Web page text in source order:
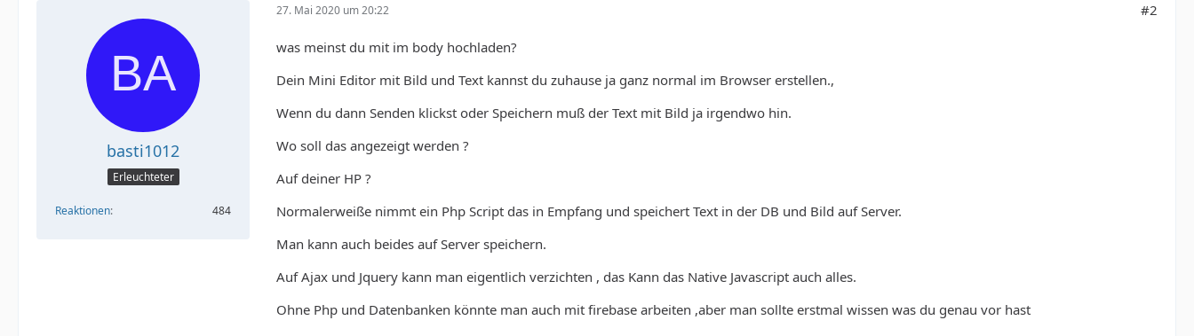
basti1012
Erleuchteter
Reaktionen 484
27. Mai 2020 um 20:22 #2
was meinst du mit im body hochladen?
Dein Mini Editor mit Bild und Text kannst du zuhause ja ganz normal im Browser erstellen.,
Wenn du dann Senden klickst oder Speichern muß der Text mit Bild ja irgendwo hin.
Wo soll das angezeigt werden ?
Auf deiner HP ?
Normalerweiße nimmt ein Php Script das in Empfang und speichert Text in der DB und Bild auf Server.
Man kann auch beides auf Server speichern.
Auf Ajax und Jquery kann man eigentlich verzichten , das Kann das Native Javascript auch alles.
Ohne Php und Datenbanken könnte man auch mit firebase arbeiten ,aber man sollte erstmal wissen was du genau vor hast